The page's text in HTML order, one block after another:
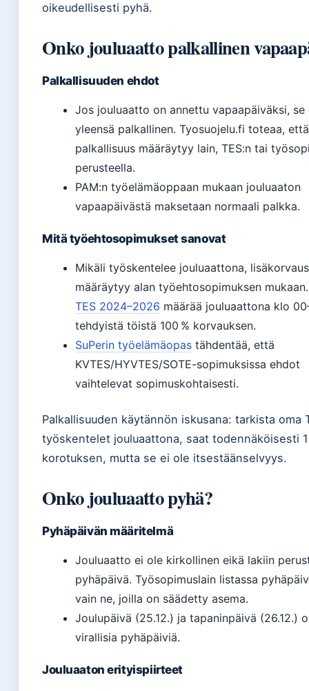
oikeudellisesti pyhä.
Onko jouluaatto palkallinen
Palkallisuuden ehdot
Jos jouluaatto on annettu vapaapäiväksi, se
yleensä palkallinen. Tyosuojelu.fi toteaa, että
palkallisuus määräytyy lain, TES:n tai
perusteella.
PAM:n työelämäoppaan mukaan jouluaaton
vapaapäivästä maksetaan normaali palkka.
Mitä työehtosopimukset sanovat
Mikäli työskentelee jouluaattona, lisäkorvaus
määräytyy alan työehtosopimuksen
TES 2024–2026 määrää jouluaattona klo
tehdyistä töistä 100 % korvauksen.
SuPerin työelämäopas tähdentää, että
KVTES/HYVTES/SOTE-sopimuksissa ehdot
vaihtelevat sopimuskohtaisesti.
Palkallisuuden käytännön iskusana: tarkista oma
työskentelet jouluaattona, saat todennäköisesti
korotuksen, mutta se ei ole itsestäänselvyys.
Onko jouluaatto pyhä?
Pyhäpäivän määritelmä
Jouluaatto ei ole kirkollinen eikä lakiin
pyhäpäivä. Työsopimuslain listassa
vain ne, joilla on säädetty asema.
Joulupäivä (25.12.) ja tapaninpäivä (26.12.)
virallisia pyhäpäiviä.
Jouluaaton erityispiirteet